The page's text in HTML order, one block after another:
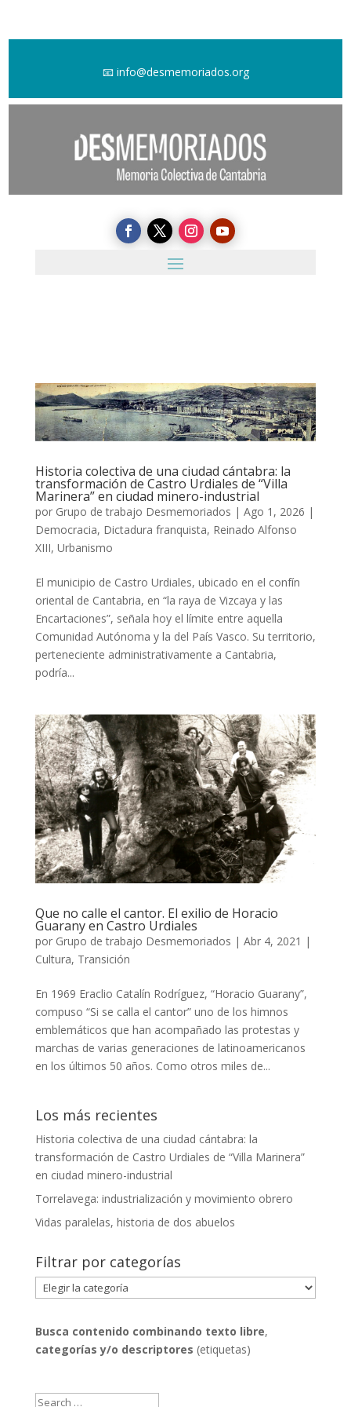
📧 info@desmemoriados.org
Historia colectiva de una ciudad cántabra: la
transformación de Castro Urdiales de “Villa
Marinera” en ciudad minero-industrial
por Grupo de trabajo Desmemoriados | Ago 1, 2026 |
Democracia, Dictadura franquista, Reinado Alfonso
XIII, Urbanismo
El municipio de Castro Urdiales, ubicado en el confín
oriental de Cantabria, en “la raya de Vizcaya y las
Encartaciones”, señala hoy el límite entre aquella
Comunidad Autónoma y la del País Vasco. Su territorio,
perteneciente administrativamente a Cantabria,
podría...
Que no calle el cantor. El exilio de Horacio
Guarany en Castro Urdiales
por Grupo de trabajo Desmemoriados | Abr 4, 2021 |
Cultura, Transición
En 1969 Eraclio Catalín Rodríguez, “Horacio Guarany”,
compuso “Si se calla el cantor” uno de los himnos
emblemáticos que han acompañado las protestas y
marchas de varias generaciones de latinoamericanos
en los últimos 50 años. Como otros miles de...
Los más recientes
Historia colectiva de una ciudad cántabra: la
transformación de Castro Urdiales de “Villa Marinera”
en ciudad minero-industrial
Torrelavega: industrialización y movimiento obrero
Vidas paralelas, historia de dos abuelos
Filtrar por categorías
Filtrar
por
Busca contenido combinando texto libre,
categorías y/o descriptores (etiquetas)